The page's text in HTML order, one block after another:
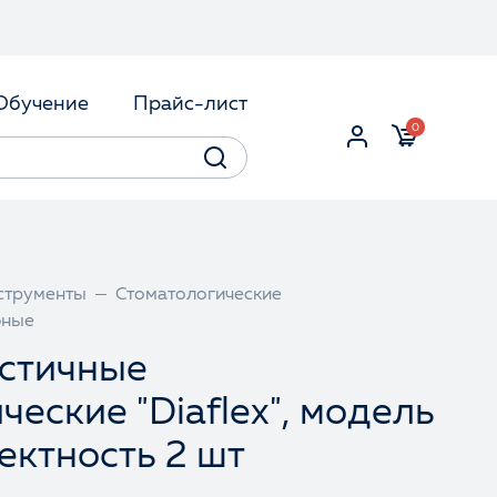
Прайс-лист
0
Стоматологические
"Diaflex", модель
2 шт